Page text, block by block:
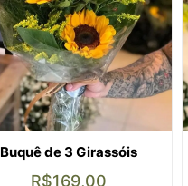
Buquê de 3 Girassóis
R$169,00